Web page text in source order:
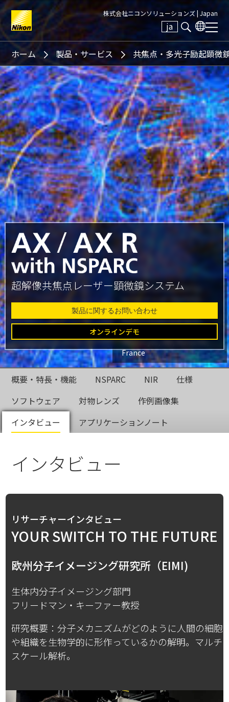
株式会社ニコンソリューションズ | Japan
ja
Search keyword(s)
ホーム 製品・サービス 共焦点・多光子励起顕微
Glial cell surrounded by
culture labeled for
microtubules and actin
Dr. Christophe Leterrier,
NeuroCyto, INP, Marseille,
France
超解像共焦点レーザー顕微鏡システム
製品に関するお問い合わせ
オンラインデモ
概要・特長・機能 NSPARC NIR
仕様
ソフトウェア
対物レンズ
作例画像集
インタビュー
アプリケーションノート
インタビュー
リサーチャーインタビュー
YOUR SWITCH TO THE FUTURE
欧州分子イメージング研究所（EIMI)
生体内分子イメージング部門
フリードマン・キーファー教授
研究概要：分子メカニズムがどのように人間の細胞
や組織を生物学的に形作っているかの解明。マルチ
スケール解析。